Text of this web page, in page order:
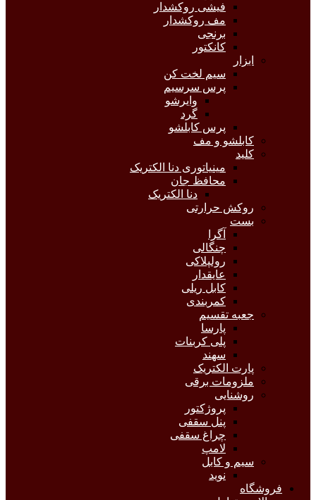
فیشی روکشدار
مف روکشدار
برنجی
کانکتور
ابزار
سیم لخت کن
پرس سرسیم
وایرشو
گرد
پرس کابلشو
کابلشو و مف
کلید
مینیاتوری دنا الکتریک
محافظ جان
دنا الکتریک
روکش حرارتی
بست
آگرا
چنگالی
رولپلاکی
عایقدار
کابل ریلی
کمربندی
جعبه تقسیم
پارسا
پلی کربنات
سهند
پارت الکتریک
ملزومات برقی
روشنایی
پروژکتور
پنل سقفی
چراغ سقفی
لامپ
سیم و کابل
نوید
فروشگاه